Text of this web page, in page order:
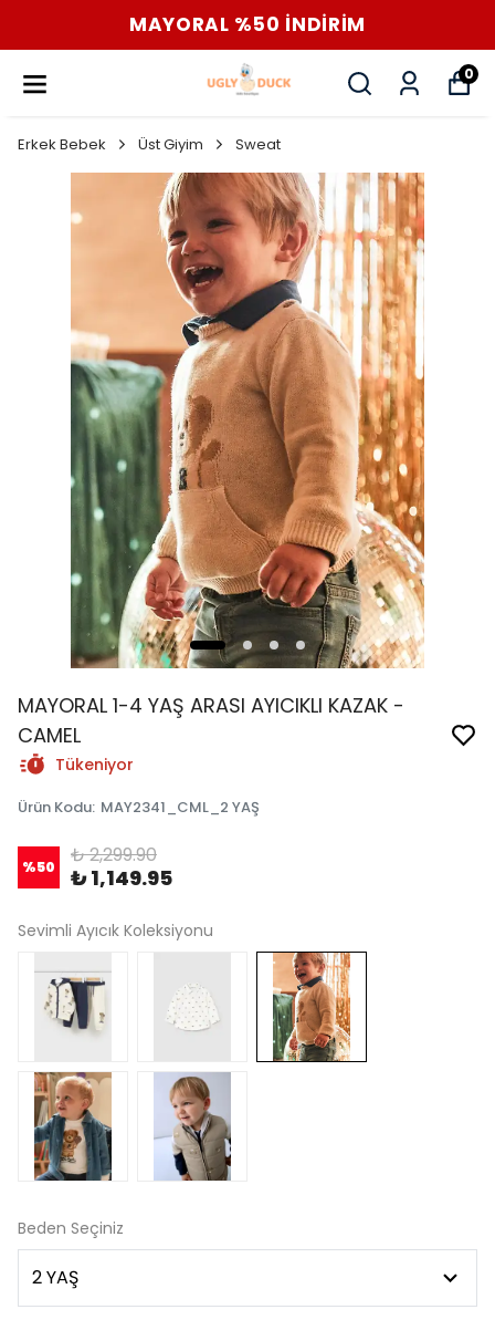
MAYORAL %50 İNDİRİM
0
Erkek Bebek Üst Giyim Sweat
MAYORAL 1-4 YAŞ ARASI AYICIKLI KAZAK -
CAMEL
Tükeniyor
Ürün Kodu: MAY2341_CML_2 YAŞ
%50 ₺ 2,299.90
₺ 1,149.95
Sevimli Ayıcık Koleksiyonu
Beden Seçiniz